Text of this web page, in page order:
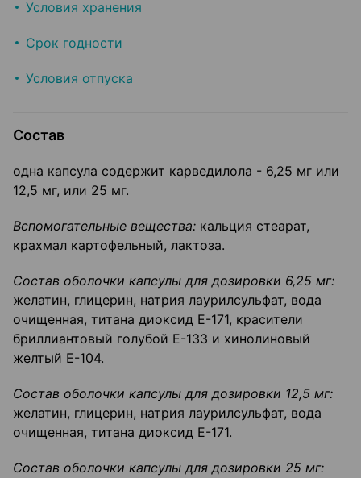
Условия хранения
Срок годности
Условия отпуска
Состав
одна капсула содержит карведилола - 6,25 мг или
12,5 мг, или 25 мг.
Вспомогательные вещества: кальция стеарат,
крахмал картофельный, лактоза.
Состав оболочки капсулы для дозировки 6,25 мг:
желатин, глицерин, натрия лаурилсульфат, вода
очищенная, титана диоксид Е-171, красители
бриллиантовый голубой Е-133 и хинолиновый
желтый Е-104.
Состав оболочки капсулы для дозировки 12,5 мг:
желатин, глицерин, натрия лаурилсульфат, вода
очищенная, титана диоксид Е-171.
Состав оболочки капсулы для дозировки 25 мг: